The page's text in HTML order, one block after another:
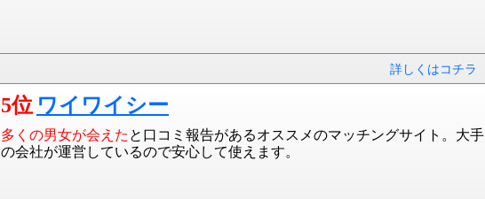
詳しくはコチラ
5位 ワイワイシー
多くの男女が会えた と口コミ報告があるオススメのマッチングサイト。大手
の会社が運営しているので安心して使えます。